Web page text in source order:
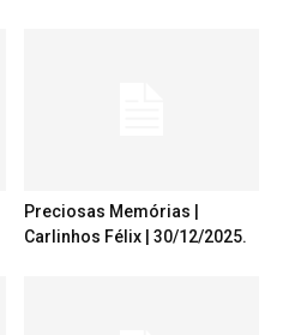
Preciosas Memórias |
Carlinhos Félix | 30/12/2025.